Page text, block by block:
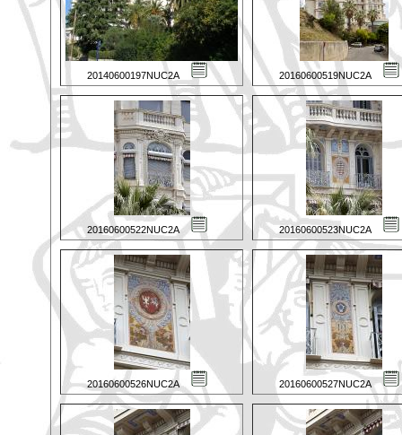
20140600197NUC2A 20160600519NUC2A
20160600522NUC2A 20160600523NUC2A
20160600526NUC2A 20160600527NUC2A